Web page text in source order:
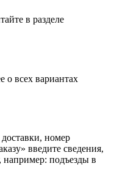
в разделе
о всех вариантах
номер
введите сведения,
например: подъезды в